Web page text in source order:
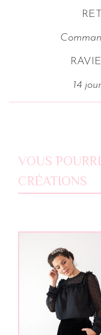
14
VOUS
CRÉATIONS